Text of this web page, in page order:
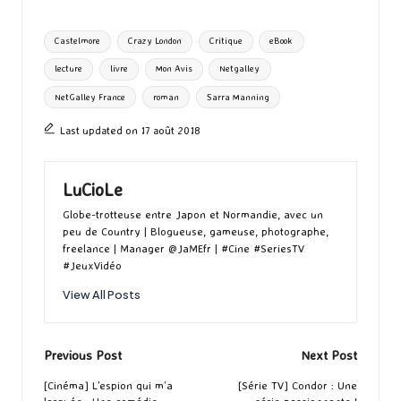
o
o
k
d
o
n
l
ky bl
r
ta
g
er
Tags:
Castelmore Crazy London Critique eBook
lecture livre Mon Avis Netgalley
NetGalley France roman Sarra Manning
Last updated on 17 août 2018
LuCioLe
Globe-trotteuse entre Japon et Normandie, avec un
peu de Country | Blogueuse, gameuse, photographe,
freelance | Manager @JaMEfr | #Cine #SeriesTV
#JeuxVidéo
View All Posts
Post
navigation
Previous Post
[Cinéma] L’espion qui m’a
Next Post
[Série TV] Condor : Une